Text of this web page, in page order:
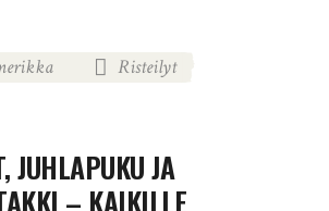
Risteilyt
JUHLAPUKU JA
– KAIKILLE